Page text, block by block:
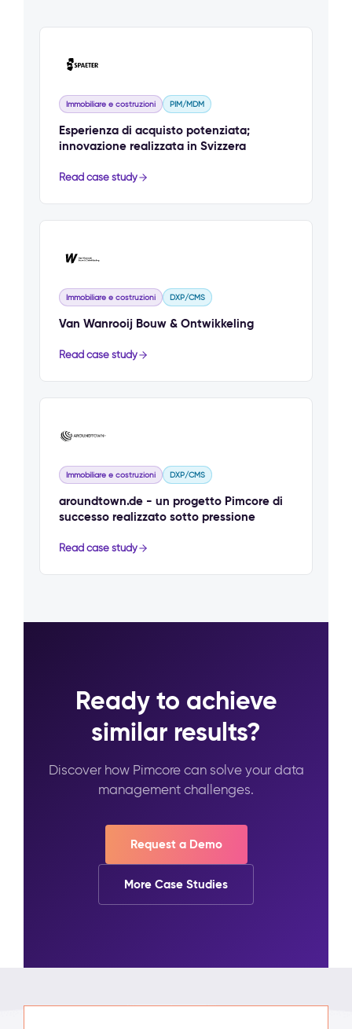
Immobiliare e costruzioni PIM/MDM
Esperienza di acquisto potenziata;
innovazione realizzata in Svizzera
Read case study
Immobiliare e costruzioni DXP/CMS
Van Wanrooij Bouw & Ontwikkeling
Read case study
Immobiliare e costruzioni DXP/CMS
aroundtown.de - un progetto Pimcore di
successo realizzato sotto pressione
Read case study
Ready to achieve
similar results?
Discover how Pimcore can solve your data
management challenges.
Request a Demo
More Case Studies